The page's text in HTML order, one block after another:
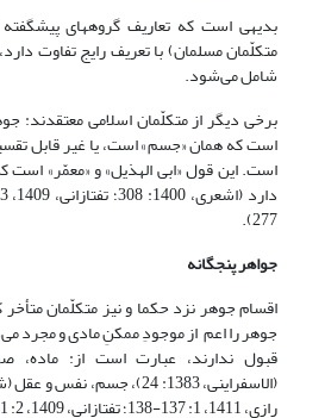
بدیهی است که تعاریف گروه‏های
متکلّمان مسلمان) با تعریف رایج تفاوت
شامل می‌شود.
برخی دیگر از متکلّمان اسلامی معتقدند:
است که همان «جسم» است، یا غیر قابل
است. این قول «ابى الهذیل» و «معمّر» است
277).
جواهر پنج‏گانه
اقسام جوهر نزد حکما و نیز متکلّمان
جوهر را اعم از موجودِ ممکنِ مادی و مجرد
قبول ندارند، عبارت است از:
رازی، 1411، 1: 137-138؛ تفتازانى، 1409، 2: 141).